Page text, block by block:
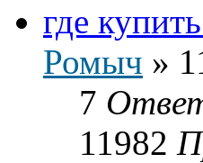
где
Ромыч »
7
11982